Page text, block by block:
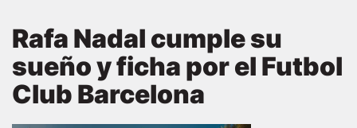
Rafa Nadal cumple su
sueño y ficha por el Futbol
Club Barcelona